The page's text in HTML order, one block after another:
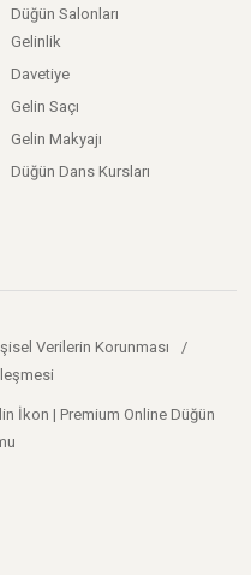
Düğün Salonları
Gelinlik
Davetiye
Gelin Saçı
Gelin Makyajı
Düğün Dans Kursları
Verilerin Korunması
/
İkon | Premium Online Düğün